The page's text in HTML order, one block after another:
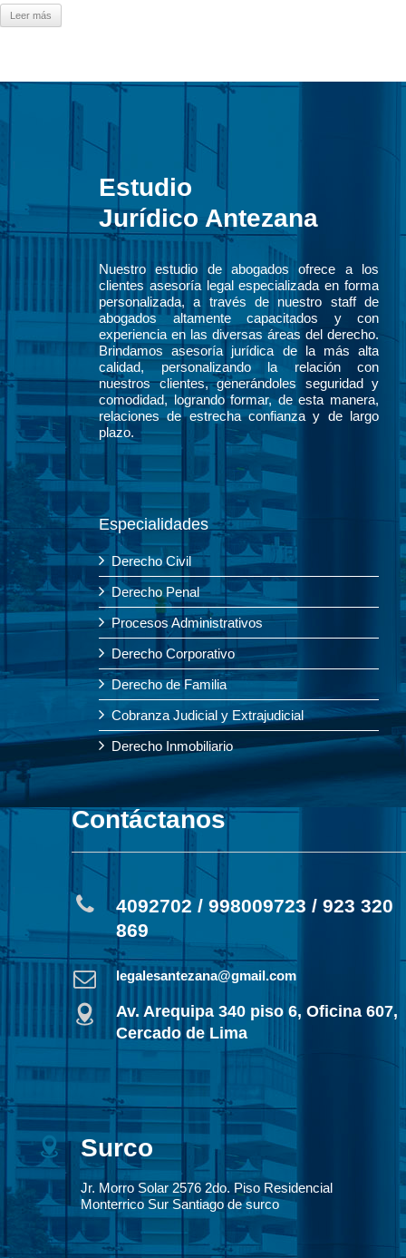
Leer más
Estudio
Jurídico Antezana
Nuestro estudio de abogados ofrece a los
clientes asesoría legal especializada en forma
personalizada, a través de nuestro staff de
abogados altamente capacitados y con
experiencia en las diversas áreas del derecho.
Brindamos asesoría jurídica de la más alta
calidad, personalizando la relación con
nuestros clientes, generándoles seguridad y
comodidad, logrando formar, de esta manera,
relaciones de estrecha confianza y de largo
plazo.
Especialidades
Derecho Civil
Derecho Penal
Procesos Administrativos
Derecho Corporativo
Derecho de Familia
Cobranza Judicial y Extrajudicial
Derecho Inmobiliario
Contáctanos
4092702 / 998009723 / 923 320
869
legalesantezana@gmail.com
Av. Arequipa 340 piso 6, Oficina 607,
Cercado de Lima
Surco
Jr. Morro Solar 2576 2do. Piso Residencial
Monterrico Sur Santiago de surco